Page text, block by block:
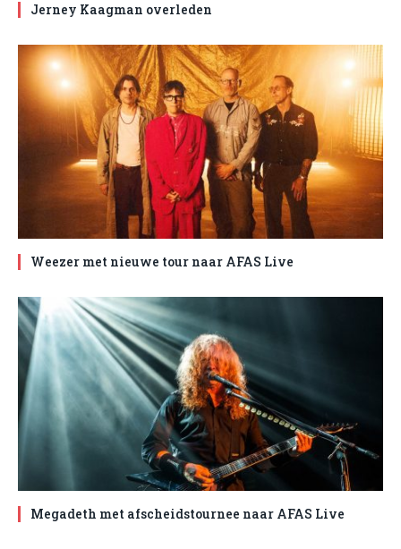
Jerney Kaagman overleden
Weezer met nieuwe tour naar AFAS Live
Megadeth met afscheidstournee naar AFAS Live